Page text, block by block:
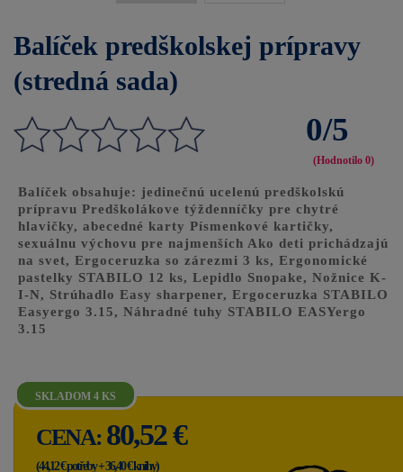
Balíček predškolskej prípravy
(stredná sada)
0/5
(Hodnotilo0)
Balíček obsahuje: jedinečnú ucelenú predškolskú
prípravu Predškolákove týždenníčky pre chytré
hlavičky, abecedné karty Písmenkové kartičky,
sexuálnu výchovu pre najmenších Ako deti prichádzajú
na svet, Ergoceruzka so zárezmi 3 ks, Ergonomické
pastelky STABILO 12 ks, Lepidlo Snopake, Nožnice K-
I-N, Strúhadlo Easy sharpener, Ergoceruzka STABILO
Easyergo 3.15, Náhradné tuhy STABILO EASYergo
3.15
SKLADOM 4 KS
CENA: 80,52 €
(44,12 € potřeby + 36,40 € knihy)